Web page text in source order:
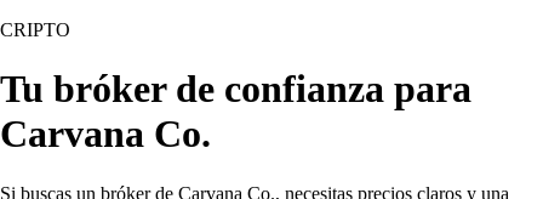
CRIPTO
Tu bróker de confianza para
Carvana Co.
Si buscas un bróker de Carvana Co., necesitas precios claros y una